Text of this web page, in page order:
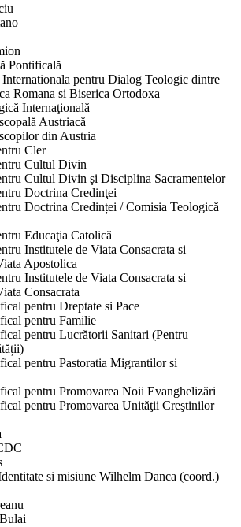
Pontificală
pentru Dialog Teologic dintre
Romana si Biserica Ortodoxa
Internaţională
Austriacă
din Austria
Cler
Cultul Divin
Cultul Divin şi Disciplina Sacramentelor
Doctrina Credinţei
Doctrina Credinței / Comisia Teologică
Educaţia Catolică
Institutele de Viata Consacrata si
Apostolica
Institutele de Viata Consacrata si
Consacrata
pentru Dreptate si Pace
pentru Familie
pentru Lucrătorii Sanitari (Pentru
pentru Pastoratia Migrantilor si
pentru Promovarea Noii Evanghelizări
pentru Promovarea Unităţii Creştinilor
si misiune Wilhelm Danca (coord.)